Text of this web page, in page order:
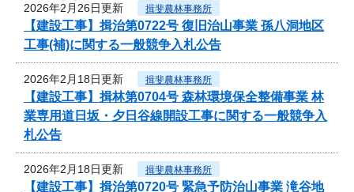
2026年2月26日更新 揖斐農林事務所
【建設工事】揖治第0722号 復旧治山事業 孫八洞地区
工事(補)に関する一般競争入札公告
2026年2月18日更新 揖斐農林事務所
【建設工事】揖林第0704号 森林環境保全整備事業 林
業専用道日坂・夕日谷線開設工事に関する一般競争入
札公告
2026年2月18日更新 揖斐農林事務所
【建設工事】揖治第0720号 緊急予防治山事業 滝谷地